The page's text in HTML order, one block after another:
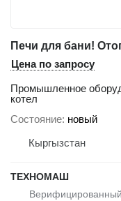
Печи для бани!
Цена по запросу
Промышленное
котел
Состояние новый
Кыргызстан
ТЕХНОМАШ